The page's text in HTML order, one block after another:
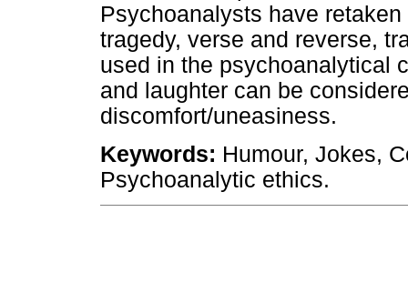
Psychoanalysts have
tragedy, verse and reverse,
used in the psychoanalytical
and laughter can be
discomfort/uneasiness.
Keywords: Humour, Jokes,
Psychoanalytic ethics.